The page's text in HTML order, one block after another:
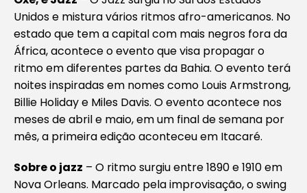
Unidos e mistura vários ritmos afro-americanos. No
estado que tem a capital com mais negros fora da
África, acontece o evento que visa propagar o
ritmo em diferentes partes da Bahia. O evento terá
noites inspiradas em nomes como Louis Armstrong,
Billie Holiday e Miles Davis. O evento acontece nos
meses de abril e maio, em um final de semana por
mês, a primeira edição aconteceu em Itacaré.
Sobre o jazz – O ritmo surgiu entre 1890 e 1910 em
Nova Orleans. Marcado pela improvisação, o swing